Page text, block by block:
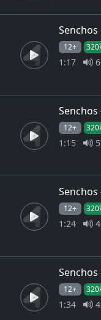
Senchos
12+
1:17
Senchos
12+
1:15
Senchos
12+
1:24
Senchos
12+
1:34